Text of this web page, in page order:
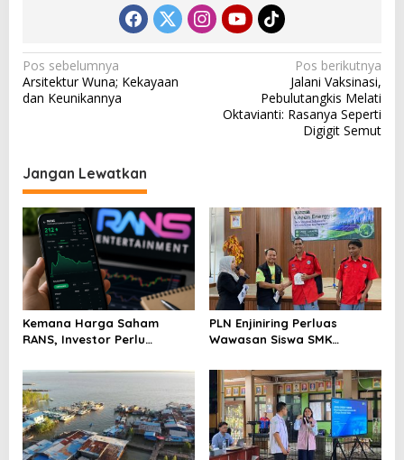
N
a
g
a
s
i
p
o
s
Pos sebelumnya
Arsitektur Wuna; Kekayaan
dan Keunikannya
Pos berikutnya
Jalani Vaksinasi,
Pebulutangkis Melati
Oktavianti: Rasanya Seperti
Digigit Semut
Jangan Lewatkan
Kemana Harga Saham
RANS, Investor Perlu
Menghindari Spekulasi
Berlebihan
PLN Enjiniring Perluas
Wawasan Siswa SMK
Perubahan Iklim